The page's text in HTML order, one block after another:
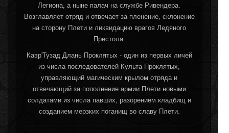
Легиона, а ныне палач на службе Ривендера.
Возглавляет отряд и отвечает за пленение, склонение
на сторону Плети и ликвидацию врагов Ледяного
Престола.
Каэр'Тузад Длань Проклятых - один из первых личей
из числа последователей Культа Проклятых,
управляющий магическим крылом отряда и
отвечающий за пополнение армии Плети новыми
солдатами из числа павших, разорением кладбищ и
созданием мерзких поганищ во славу Плети.